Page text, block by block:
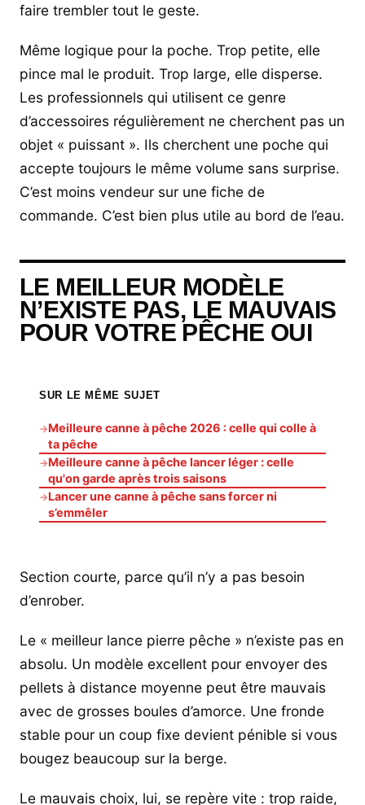
faire trembler tout le geste.
Même logique pour la poche. Trop petite, elle
pince mal le produit. Trop large, elle disperse.
Les professionnels qui utilisent ce genre
d’accessoires régulièrement ne cherchent pas un
objet « puissant ». Ils cherchent une poche qui
accepte toujours le même volume sans surprise.
C’est moins vendeur sur une fiche de
commande. C’est bien plus utile au bord de l’eau.
LE MEILLEUR MODÈLE
N’EXISTE PAS, LE MAUVAIS
POUR VOTRE PÊCHE OUI
SUR LE MÊME SUJET
→Meilleure canne à pêche 2026 : celle qui colle à
ta pêche
→Meilleure canne à pêche lancer léger : celle
qu'on garde après trois saisons
→Lancer une canne à pêche sans forcer ni
s’emmêler
Section courte, parce qu’il n’y a pas besoin
d’enrober.
Le « meilleur lance pierre pêche » n’existe pas en
absolu. Un modèle excellent pour envoyer des
pellets à distance moyenne peut être mauvais
avec de grosses boules d’amorce. Une fronde
stable pour un coup fixe devient pénible si vous
bougez beaucoup sur la berge.
Le mauvais choix, lui, se repère vite : trop raide,